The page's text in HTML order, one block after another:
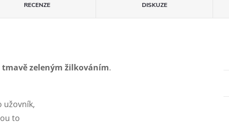
RECENZE DISKUZE
tmavě zeleným žilkováním.
užovník,
to